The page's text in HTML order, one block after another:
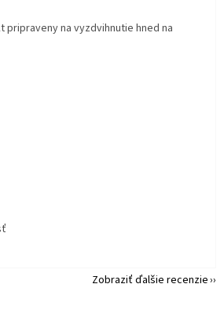
pripraveny na vyzdvihnutie hned na
obchodu je 5 z 5 hviezdičiek.
obchodu je 5 z 5 hviezdičiek.
Zobraziť ďalšie recenzie